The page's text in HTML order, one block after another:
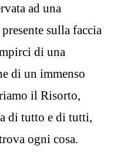
ad una
sulla faccia
di una
di un immenso
il Risorto,
di tutto e di tutti,
ogni cosa.